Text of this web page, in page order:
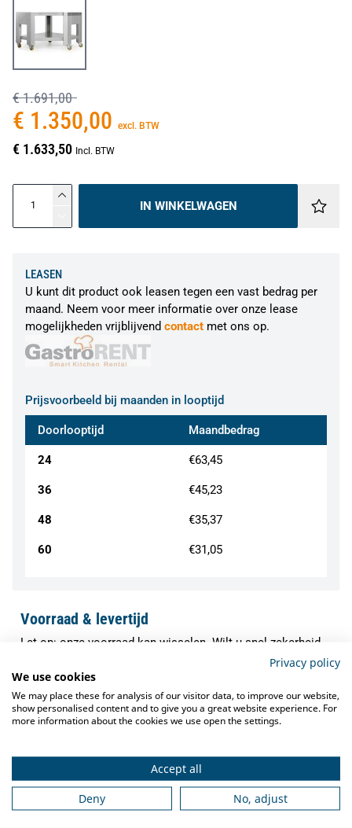
€ 1.691,00
€ 1.350,00 excl. BTW
€ 1.633,50 Incl. BTW
IN WINKELWAGEN
LEASEN
U kunt dit product ook leasen tegen een vast bedrag per
maand. Neem voor meer informatie over onze lease
mogelijkheden vrijblijvend contact met ons op.
Prijsvoorbeeld bij maanden in looptijd
Doorlooptijd
24
36
48
60
Maandbedrag
€63,45
€45,23
€35,37
€31,05
Voorraad & levertijd
Let op: onze voorraad kan wisselen. Wilt u snel zekerheid
over de levering van dit artikel? Neem dan contact met ons
op. Onze specialisten controleren direct de actuele
voorraad en verwachte levertijd, zodat u precies weet waar
u aan toe bent.
verzonden
✓ Gratis verzendingvanaf €250,-
✓ Deskundig adviesvan grootkeukenspecialisten
Privacy policy
We use cookies
We may place these for analysis of our visitor data, to improve our website,
show personalised content and to give you a great website experience. For
more information about the cookies we use open the settings.
Accept all
Deny
No, adjust